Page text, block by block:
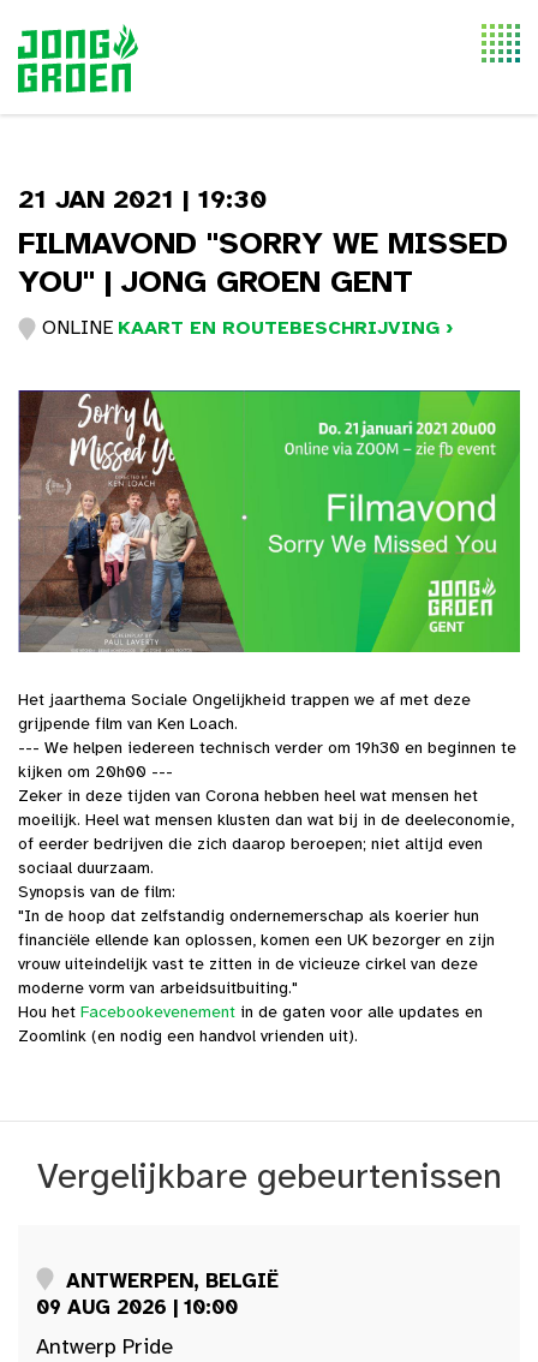
21 JAN 2021 | 19:30
FILMAVOND "SORRY WE MISSED
YOU" | JONG GROEN GENT
ONLINE KAART EN ROUTEBESCHRIJVING ›
Het jaarthema Sociale Ongelijkheid trappen we af met deze
grijpende film van Ken Loach.
--- We helpen iedereen technisch verder om 19h30 en beginnen te
kijken om 20h00 ---
Zeker in deze tijden van Corona hebben heel wat mensen het
moeilijk. Heel wat mensen klusten dan wat bij in de deeleconomie,
of eerder bedrijven die zich daarop beroepen; niet altijd even
sociaal duurzaam.
Synopsis van de film:
"In de hoop dat zelfstandig ondernemerschap als koerier hun
financiële ellende kan oplossen, komen een UK bezorger en zijn
vrouw uiteindelijk vast te zitten in de vicieuze cirkel van deze
moderne vorm van arbeidsuitbuiting."
Hou het Facebookevenement in de gaten voor alle updates en
Zoomlink (en nodig een handvol vrienden uit).
Vergelijkbare gebeurtenissen
ANTWERPEN, BELGIË
09 AUG 2026 | 10:00
Antwerp Pride